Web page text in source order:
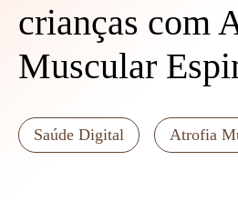
crianças com
Muscular
Saúde Digital Atrofia